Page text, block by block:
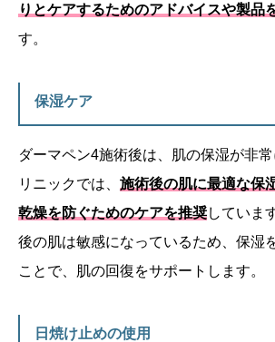
りとケアするためのアドバイスや製品
す。
保湿ケア
ダーマペン4施術後は、肌の保湿が非
リニックでは、 施術後の肌に最適な保
乾燥を防ぐためのケアを推奨していま
後の肌は敏感になっているため、保湿
ことで、肌の回復をサポートします。
日焼け止めの使用